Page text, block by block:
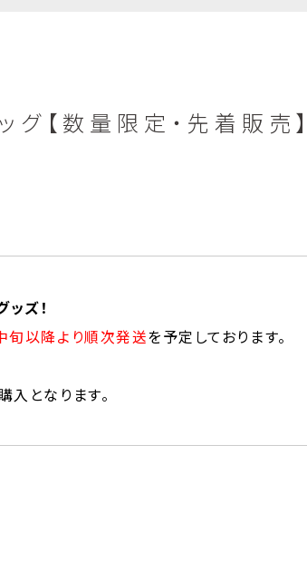
【数量限定・先着販売】
ズ！
以降より順次発送を予定しております。
入となります。